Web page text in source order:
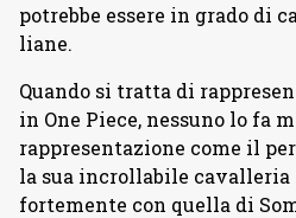
potrebbe essere in grado di
liane.
Quando si tratta di
in One Piece, nessuno lo fa
rappresentazione come il
la sua incrollabile cavalleria
fortemente con quella di